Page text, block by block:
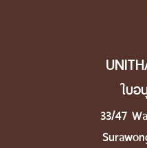
ใบอ
33/47